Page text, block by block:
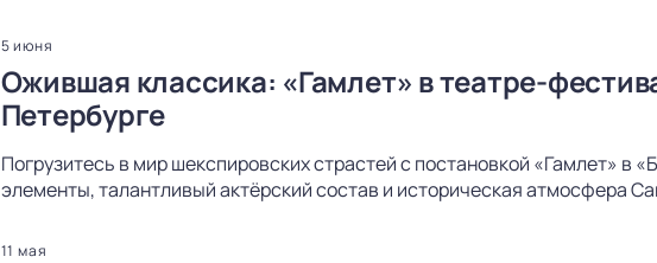
5 июня
Ожившая классика: «Гамлет» в театре-
Петербурге
Погрузитесь в мир шекспировских страстей с постановкой «Гамлет» в
элементы, талантливый актёрский состав и историческая атмосфера
11 мая